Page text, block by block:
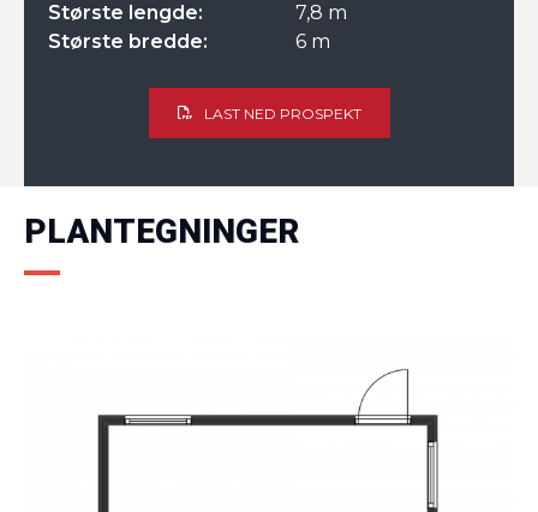
Største lengde:
7,8 m
Største bredde:
6 m
LAST NED PROSPEKT
PLANTEGNINGER